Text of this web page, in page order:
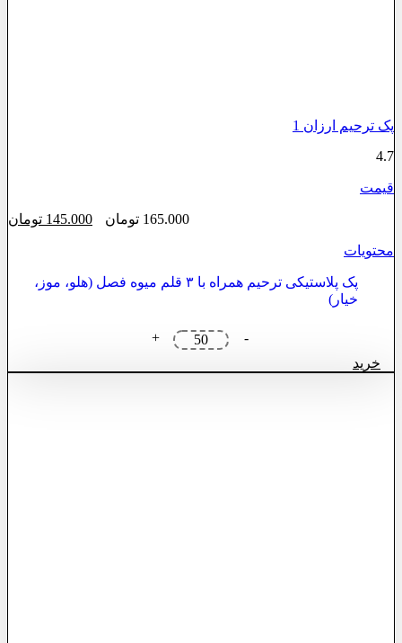
پک ترحیم ارزان 1
4.7
قیمت
165.000 تومان
قیمت
145.000 تومان
محتویات
پک پلاستیکی ترحیم همراه با ۳ قلم میوه فصل (هلو، موز،
خیار)
-
پک
ترحیم
+
خرید